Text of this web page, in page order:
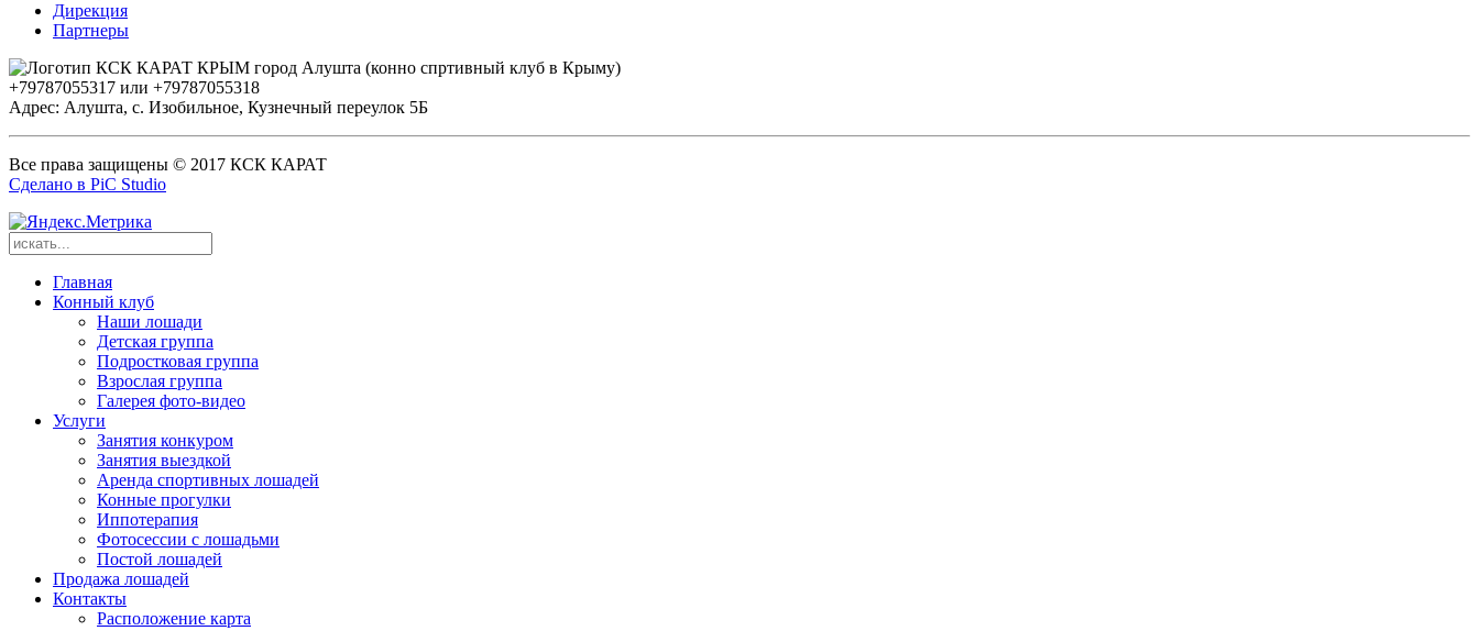
Дирекция
Партнеры
+79787055317 или +79787055318
Адрес: Алушта, с. Изобильное, Кузнечный переулок 5Б
Все права защищены © 2017 КСК КАРАТ
Сделано в PiC Studio
Главная
Конный клуб
Наши лошади
Детская группа
Подростковая группа
Взрослая группа
Галерея фото-видео
Услуги
Занятия конкуром
Занятия выездкой
Аренда спортивных лошадей
Конные прогулки
Иппотерапия
Фотосессии с лошадьми
Постой лошадей
Продажа лошадей
Контакты
Расположение карта